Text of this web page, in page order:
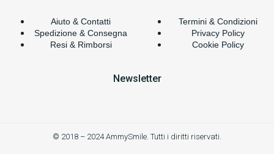
Aiuto & Contatti
Spedizione & Consegna
Resi & Rimborsi
Termini & Condizioni
Privacy Policy
Cookie Policy
Newsletter
© 2018 – 2024 AmmySmile. Tutti i diritti riservati.